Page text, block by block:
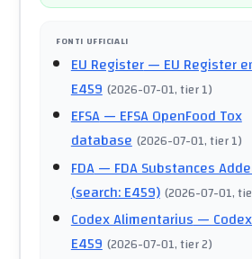
FONTI UFFICIALI
EU Register— EU Register
E459 (2026-07-01, tier 1)
EFSA— EFSA OpenFood Tox
database (2026-07-01, tier 1)
FDA— FDA Substances
(search: E459) (2026-07-01,
Codex Alimentarius— Codex
E459 (2026-07-01, tier 2)